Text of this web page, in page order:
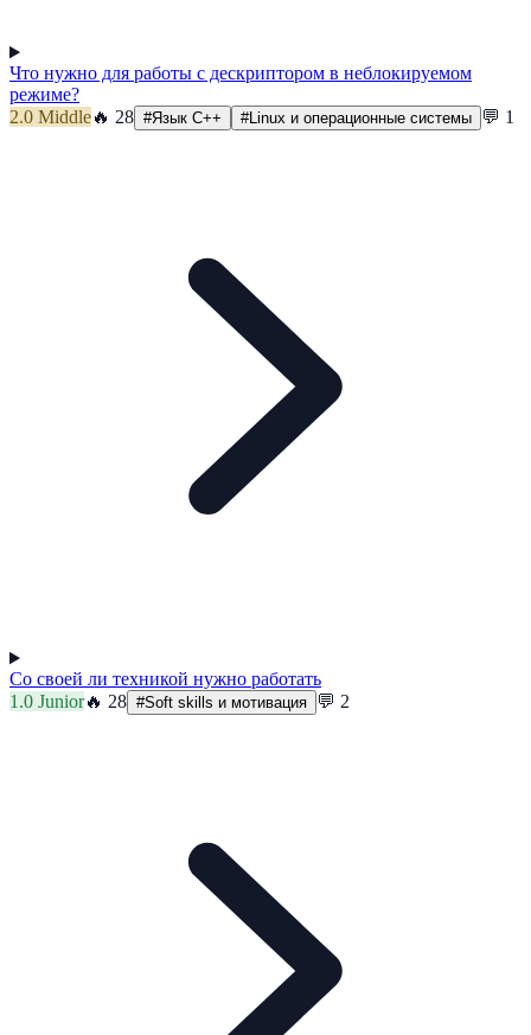
Что нужно для работы с дескриптором в неблокируемом
режиме?
2.0 Middle🔥 28 #Язык C++ #Linux и операционные системы 💬 1
Со своей ли техникой нужно работать
1.0 Junior🔥 28 #Soft skills и мотивация 💬 2